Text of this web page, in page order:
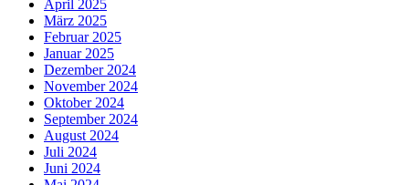
April 2025
März 2025
Februar 2025
Januar 2025
Dezember 2024
November 2024
Oktober 2024
September 2024
August 2024
Juli 2024
Juni 2024